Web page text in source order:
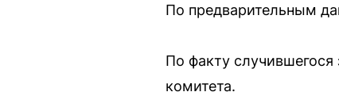
По предварительным
По факту
комитета.